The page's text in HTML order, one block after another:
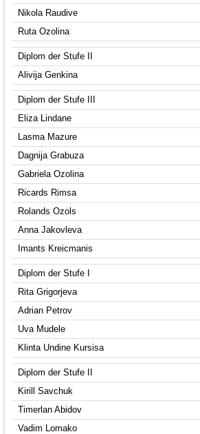
Nikola Raudive
Ruta Ozolina
Diplom der Stufe II
Alivija Genkina
Diplom der Stufe III
Eliza Lindane
Lasma Mazure
Dagnija Grabuza
Gabriela Ozolina
Ricards Rimsa
Rolands Ozols
Anna Jakovleva
Imants Kreicmanis
Diplom der Stufe I
Rita Grigorjeva
Adrian Petrov
Uva Mudele
Klinta Undine Kursisa
Diplom der Stufe II
Kirill Savchuk
Timerlan Abidov
Vadim Lomako